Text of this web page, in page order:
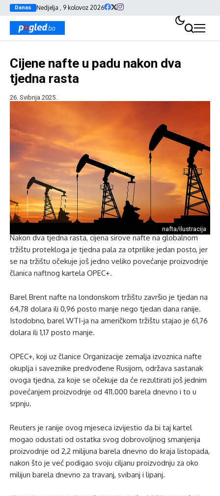
Danas Nedjelja , 9 kolovoz 2026
Cijene nafte u padu nakon dva
tjedna rasta
26. Svibnja 2025.
nafta/ilustracija
Nakon dva tjedna rasta, cijena sirove nafte na globalnom
tržištu protekloga je tjedna pala za otprilike jedan posto, jer
se na tržištu očekuje još jedno veliko povećanje proizvodnje
članica naftnog kartela OPEC+.
Barel Brent nafte na londonskom tržištu završio je tjedan na
64,78 dolara ili 0,96 posto manje nego tjedan dana ranije.
Istodobno, barel WTI-ja na američkom tržištu stajao je 61,76
dolara ili 1,17 posto manje.
OPEC+, koji uz članice Organizacije zemalja izvoznica nafte
okuplja i saveznike predvođene Rusijom, održava sastanak
ovoga tjedna, za koje se očekuje da će rezultirati još jednim
povećanjem proizvodnje od 411.000 barela dnevno i to u
srpnju.
Reuters je ranije ovog mjeseca izvijestio da bi taj kartel
mogao odustati od ostatka svog dobrovoljnog smanjenja
proizvodnje od 2,2 milijuna barela dnevno do kraja listopada,
nakon što je već podigao svoju ciljanu proizvodnju za oko
milijun barela dnevno za travanj, svibanj i lipanj.